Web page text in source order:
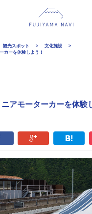
観光スポット
文化施設
カーを体験しよう！
アモーターカーを体験